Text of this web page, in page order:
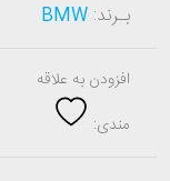
بـرند: BMW
افزودن به علاقه
مندی: